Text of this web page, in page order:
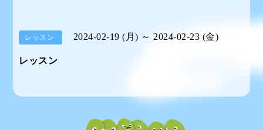
レッスン 2024-02-19 (月) ～ 2024-02-23 (金)
レッスン